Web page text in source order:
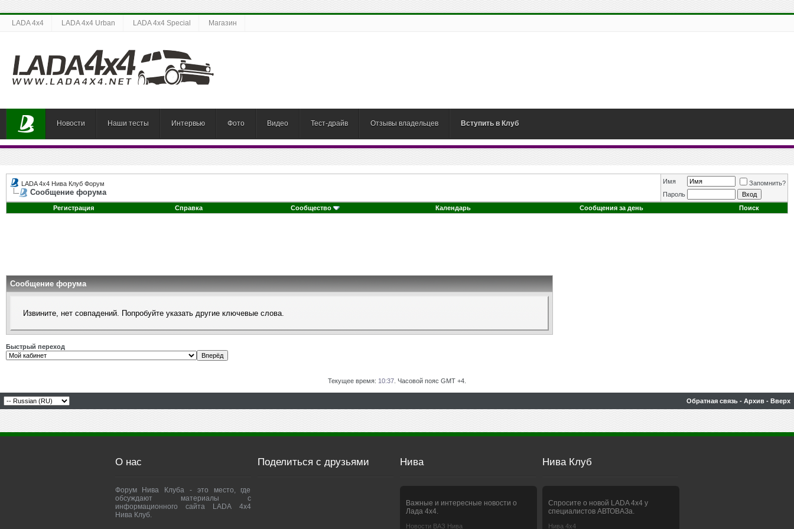
LADA 4x4 LADA 4x4 Urban LADA 4x4 Special Магазин
Новости Наши тесты Интервью Фото Видео Тест-драйв Отзывы владельцев Вступить в Клуб
LADA 4x4 Нива Клуб Форум
Сообщение форума
Имя
Запомнить?
Пароль
Регистрация
Справка Сообщество Календарь Сообщения за день Поиск
Сообщение форума
Извините, нет совпадений. Попробуйте указать другие ключевые слова.
Быстрый переход
Текущее время: 10:37 . Часовой пояс GMT +4.
Обратная связь - Архив - Вверх
О нас
Форум Нива Клуба - это место, где
обсуждают материалы с
информационного сайта LADA 4x4
Нива Клуб.
Поделиться с друзьями Нива
Важные и интересные новости о
Лада 4х4.
Новости ВАЗ Нива
Нива Клуб
Спросите о новой LADA 4x4 у
специалистов АВТОВАЗа.
Нива 4х4